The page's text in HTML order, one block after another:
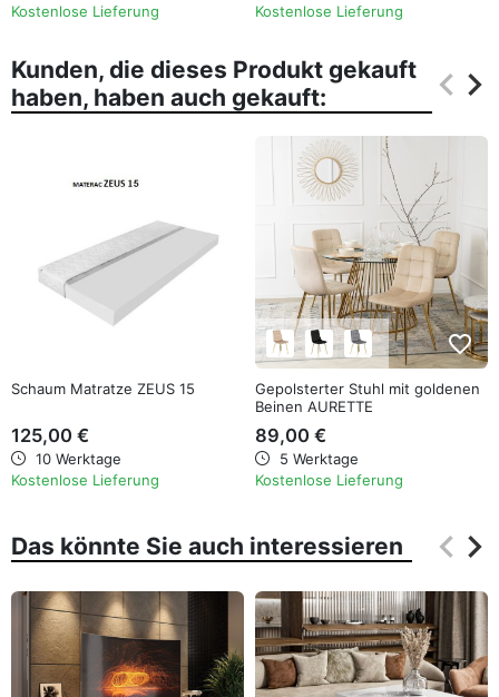
Kostenlose Lieferung
Kostenlose Lieferung
Kunden, die dieses Produkt gekauft
haben, haben auch gekauft:
keyboard_arrow_left
keyboard_arrow_right
Schaum Matratze ZEUS 15
125,00 €
10 Werktage
Kostenlose Lieferung
favorite_border
Gepolsterter Stuhl mit goldenen
Beinen AURETTE
89,00 €
5 Werktage
Kostenlose Lieferung
Das könnte Sie auch interessieren keyboard_arrow_left
keyboard_arrow_right